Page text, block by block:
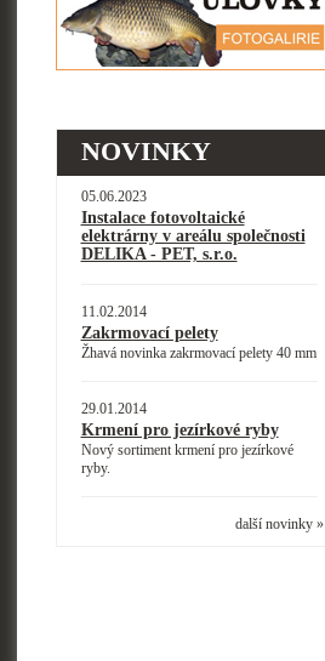
NOVINKY
05.06.2023
Instalace fotovoltaické
elektrárny v areálu společnosti
DELIKA - PET, s.r.o.
11.02.2014
Zakrmovací pelety
Žhavá novinka zakrmovací pelety 40 mm
29.01.2014
Krmení pro jezírkové ryby
Nový sortiment krmení pro jezírkové
ryby.
další novinky »